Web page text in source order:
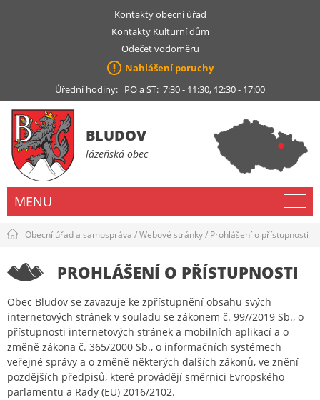
Kontakty obecní úřad
Kontakty Kulturní dům
Odečet vodoměru
Nahlášení poruchy
Úřední hodiny: PO a ST: 7:30 - 11:30, 12:30 - 17:00
BLUDOV
lázeňská obec
MENU
Obecní úřad a samospráva /Webové stránky/ Prohlášení o přístupnosti
PROHLÁŠENÍ O PŘÍSTUPNOSTI
Obec Bludov se zavazuje ke zpřístupnění obsahu svých
internetových stránek v souladu se zákonem č. 99//2019 Sb., o
přístupnosti internetových stránek a mobilních aplikací a o
změně zákona č. 365/2000 Sb., o informačních systémech
veřejné správy a o změně některých dalších zákonů, ve znění
pozdějších předpisů, které provádějí směrnici Evropského
parlamentu a Rady (EU) 2016/2102.